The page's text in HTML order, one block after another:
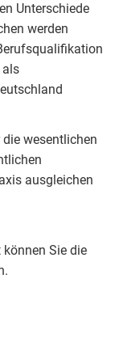
Unterschiede
werden
als
wesentlichen
ausgleichen
Sie die